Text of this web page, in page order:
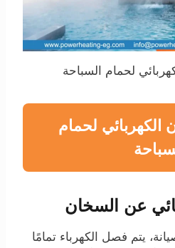
لحمام السباحة
الكهربائي لحمام
عن السخان
يتم فصل الكهرباء تمامًا